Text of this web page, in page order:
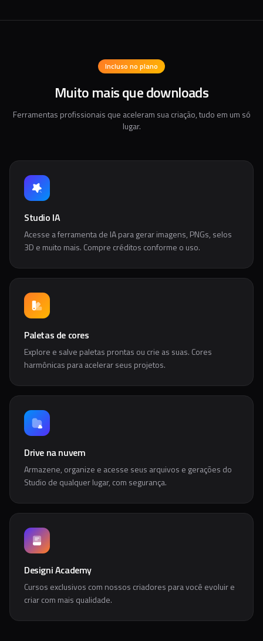
Incluso no plano
Muito mais que downloads
Ferramentas profissionais que aceleram sua criação, tudo em um só
lugar.
Studio IA
Acesse a ferramenta de IA para gerar imagens, PNGs, selos
3D e muito mais. Compre créditos conforme o uso.
Paletas de cores
Explore e salve paletas prontas ou crie as suas. Cores
harmônicas para acelerar seus projetos.
Drive na nuvem
Armazene, organize e acesse seus arquivos e gerações do
Studio de qualquer lugar, com segurança.
Designi Academy
Cursos exclusivos com nossos criadores para você evoluir e
criar com mais qualidade.